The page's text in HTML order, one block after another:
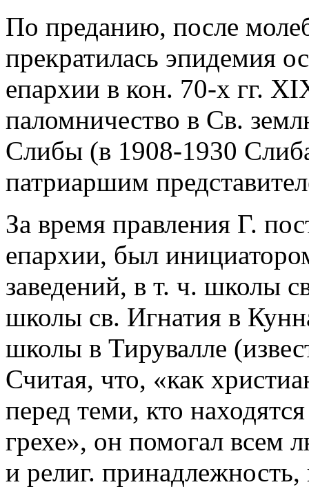
По преданию, после
прекратилась эпидемия
епархии в кон. 70-х гг.
паломничество в Св.
Слибы (в 1908-1930
патриаршим
За время правления Г.
епархии, был
заведений, в т. ч. школы
школы св. Игнатия в
школы в Тирувалле
Считая, что, «как
перед теми, кто
грехе», он помогал всем
и религ.